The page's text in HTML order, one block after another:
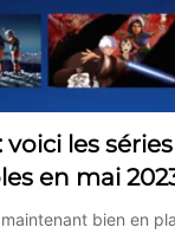
voici les
en mai
bien en